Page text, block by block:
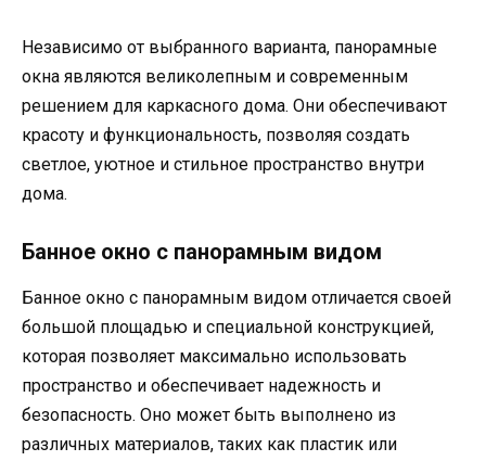
Независимо от выбранного варианта, панорамные
окна являются великолепным и современным
решением для каркасного дома. Они обеспечивают
красоту и функциональность, позволяя создать
светлое, уютное и стильное пространство внутри
дома.
Банное окно с панорамным видом
Банное окно с панорамным видом отличается своей
большой площадью и специальной конструкцией,
которая позволяет максимально использовать
пространство и обеспечивает надежность и
безопасность. Оно может быть выполнено из
различных материалов, таких как пластик или